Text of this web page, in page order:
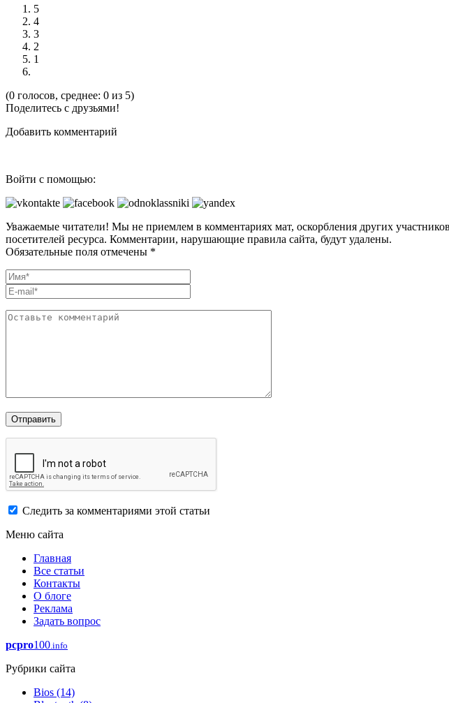
5
4
3
2
1
(0 голосов, среднее: 0 из 5)
Поделитесь с друзьями!
Добавить комментарий
Войти с помощью:
Уважаемые читатели! Мы не приемлем в комментариях мат, оскорбления других
посетителей ресурса. Комментарии, нарушающие правила сайта, будут удалены.
Обязательные поля отмечены *
Следить за комментариями этой статьи
Меню сайта
Главная
Все статьи
Контакты
О блоге
Реклама
Задать вопрос
pcpro100.info
Рубрики сайта
Bios (14)